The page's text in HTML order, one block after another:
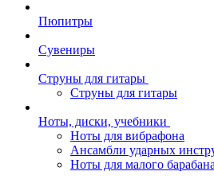
Пюпитры
Сувениры
Струны для гитары
Струны для гитары
Ноты, диски, учебники
Ноты для вибрафона
Ансамбли ударных
Ноты для малого барабана